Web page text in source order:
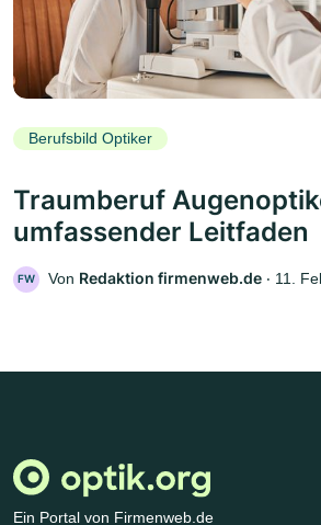
Berufsbild Optiker
Traumberuf
umfassender Leitfaden
FW Von Redaktion firmenweb.de ‧ 11.
Ein Portal von Firmenweb.de